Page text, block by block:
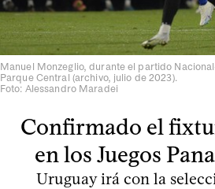
Manuel Monzeglio, durante el partido
Parque Central (archivo, julio de 2023).
Foto: Alessandro Maradei
Confirmado el
en los Juegos
Uruguay irá con la